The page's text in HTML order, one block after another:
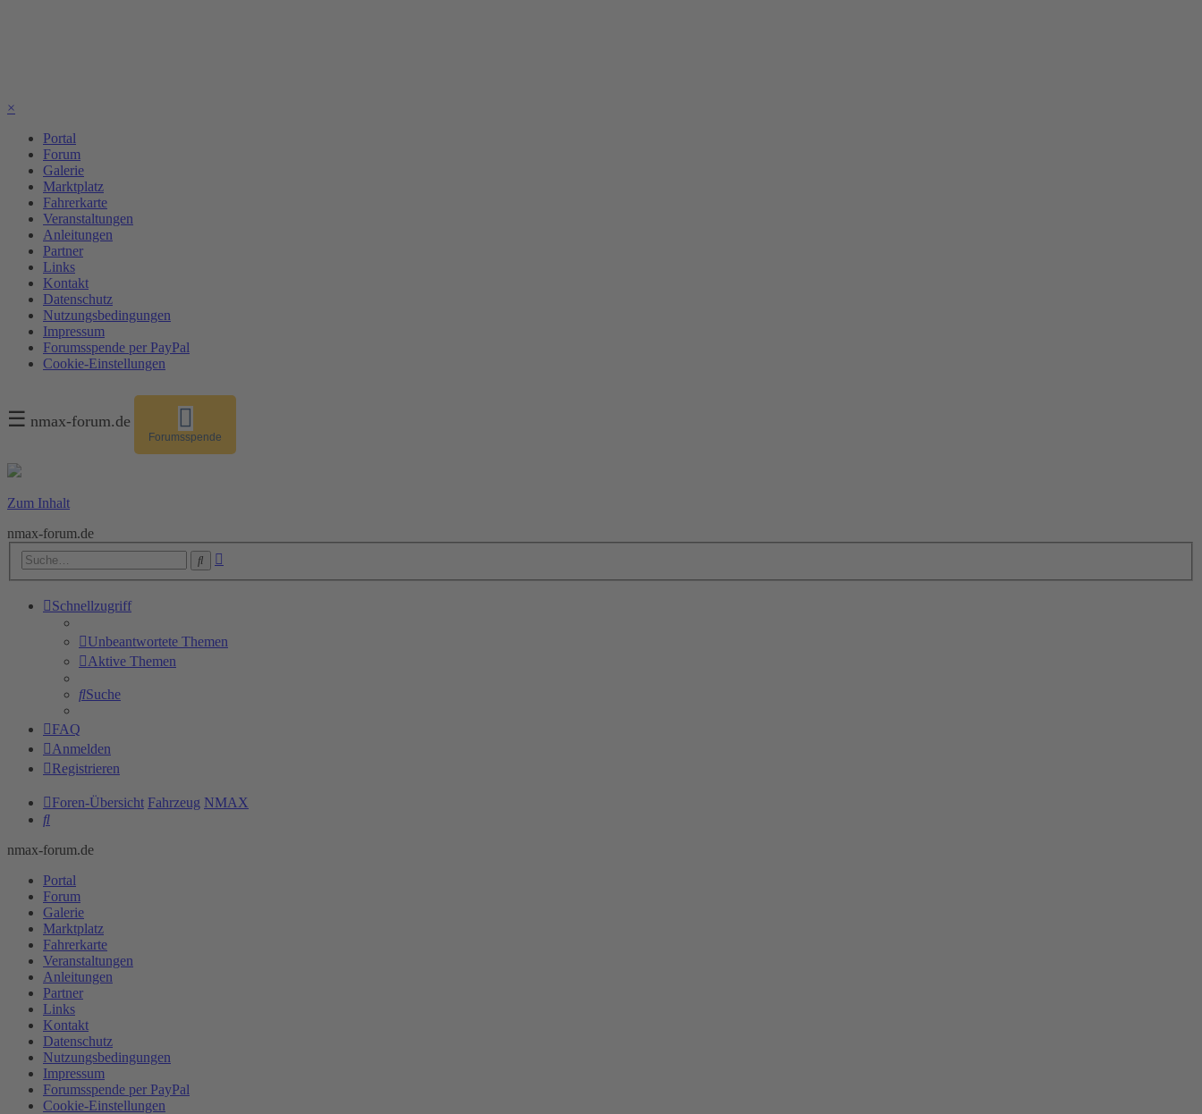
×
Portal
Forum
Galerie
Marktplatz
Fahrerkarte
Veranstaltungen
Anleitungen
Partner
Links
Kontakt
Datenschutz
Nutzungsbedingungen
Impressum
Forumsspende per PayPal
Cookie-Einstellungen
☰ nmax-forum.de
Forumsspende
Zum Inhalt
nmax-forum.de
Suche
Schnellzugriff
Unbeantwortete Themen
Aktive Themen
Suche
FAQ
Anmelden
Registrieren
Foren-Übersicht Fahrzeug NMAX
Suche
nmax-forum.de
Portal
Forum
Galerie
Marktplatz
Fahrerkarte
Veranstaltungen
Anleitungen
Partner
Links
Kontakt
Datenschutz
Nutzungsbedingungen
Impressum
Forumsspende per PayPal
Cookie-Einstellungen